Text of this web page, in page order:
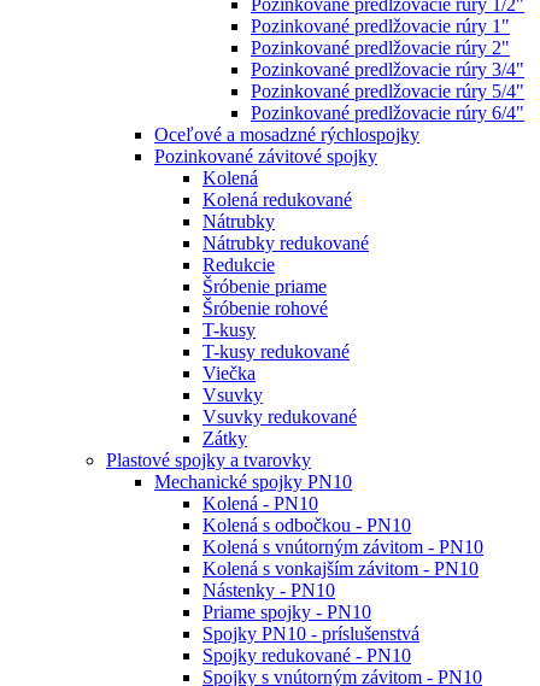
Pozinkované predlžovacie rúry 1"
Pozinkované predlžovacie rúry 2"
Pozinkované predlžovacie rúry 3/4"
Pozinkované predlžovacie rúry 5/4"
Pozinkované predlžovacie rúry 6/4"
Oceľové a mosadzné rýchlospojky
Pozinkované závitové spojky
Kolená
Kolená redukované
Nátrubky
Nátrubky redukované
Redukcie
Šróbenie priame
Šróbenie rohové
T-kusy
T-kusy redukované
Viečka
Vsuvky
Vsuvky redukované
Zátky
Plastové spojky a tvarovky
Mechanické spojky PN10
Kolená - PN10
Kolená s odbočkou - PN10
Kolená s vnútorným závitom - PN10
Kolená s vonkajším závitom - PN10
Nástenky - PN10
Priame spojky - PN10
Spojky PN10 - príslušenstvá
Spojky redukované - PN10
Spojky s vnútorným závitom - PN10